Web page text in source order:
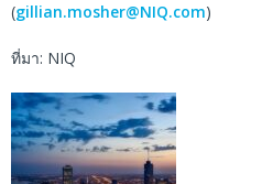
(gillian.mosher@NIQ.com)
ที่มา: NIQ